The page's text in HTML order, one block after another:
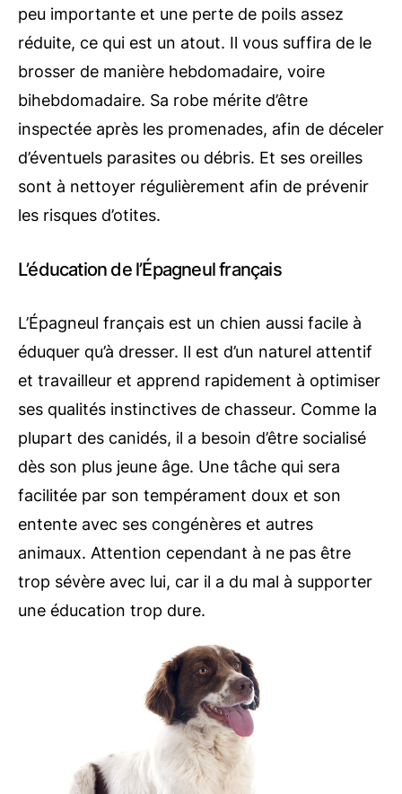
peu importante et une perte de poils assez
réduite, ce qui est un atout. Il vous suffira de le
brosser de manière hebdomadaire, voire
bihebdomadaire. Sa robe mérite d’être
inspectée après les promenades, afin de déceler
d’éventuels parasites ou débris. Et ses oreilles
sont à nettoyer régulièrement afin de prévenir
les risques d’otites.
L’éducation de l’Épagneul français
L’Épagneul français est un chien aussi facile à
éduquer qu’à dresser. Il est d’un naturel attentif
et travailleur et apprend rapidement à optimiser
ses qualités instinctives de chasseur. Comme la
plupart des canidés, il a besoin d’être socialisé
dès son plus jeune âge. Une tâche qui sera
facilitée par son tempérament doux et son
entente avec ses congénères et autres
animaux. Attention cependant à ne pas être
trop sévère avec lui, car il a du mal à supporter
une éducation trop dure.